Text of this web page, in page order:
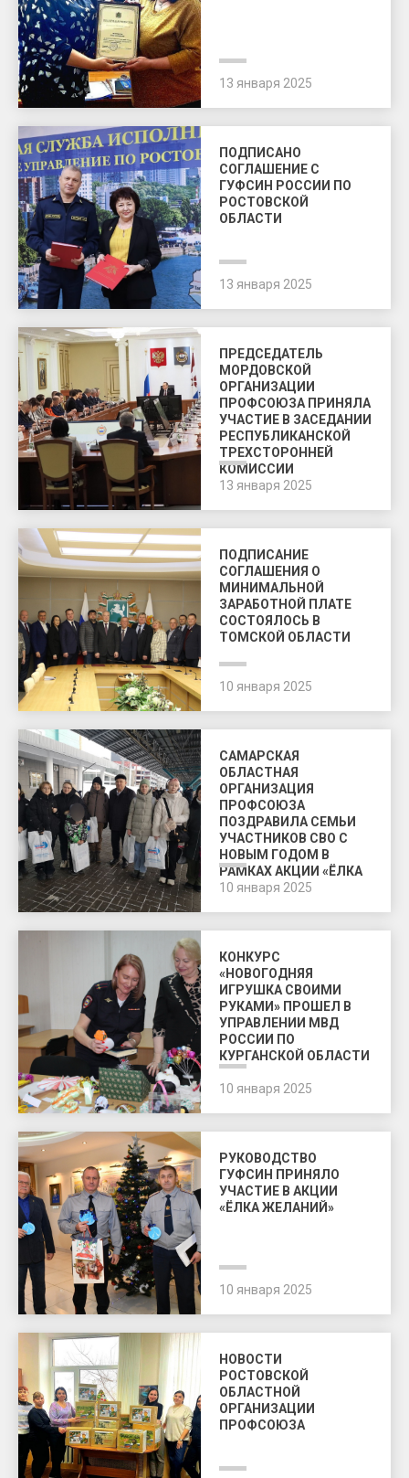
13 января 2025
ПОДПИСАНО
СОГЛАШЕНИЕ С
ГУФСИН РОССИИ ПО
РОСТОВСКОЙ
ОБЛАСТИ
13 января 2025
ПРЕДСЕДАТЕЛЬ
МОРДОВСКОЙ
ОРГАНИЗАЦИИ
ПРОФСОЮЗА ПРИНЯЛА
УЧАСТИЕ В ЗАСЕДАНИИ
РЕСПУБЛИКАНСКОЙ
ТРЕХСТОРОННЕЙ
КОМИССИИ
13 января 2025
ПОДПИСАНИЕ
СОГЛАШЕНИЯ О
МИНИМАЛЬНОЙ
ЗАРАБОТНОЙ ПЛАТЕ
СОСТОЯЛОСЬ В
ТОМСКОЙ ОБЛАСТИ
10 января 2025
САМАРСКАЯ
ОБЛАСТНАЯ
ОРГАНИЗАЦИЯ
ПРОФСОЮЗА
ПОЗДРАВИЛА СЕМЬИ
УЧАСТНИКОВ СВО С
НОВЫМ ГОДОМ В
РАМКАХ АКЦИИ «ЁЛКА
ЖЕЛАНИЙ»
10 января 2025
КОНКУРС
«НОВОГОДНЯЯ
ИГРУШКА СВОИМИ
РУКАМИ» ПРОШЕЛ В
УПРАВЛЕНИИ МВД
РОССИИ ПО
КУРГАНСКОЙ ОБЛАСТИ
10 января 2025
РУКОВОДСТВО
ГУФСИН ПРИНЯЛО
УЧАСТИЕ В АКЦИИ
«ЁЛКА ЖЕЛАНИЙ»
10 января 2025
НОВОСТИ
РОСТОВСКОЙ
ОБЛАСТНОЙ
ОРГАНИЗАЦИИ
ПРОФСОЮЗА